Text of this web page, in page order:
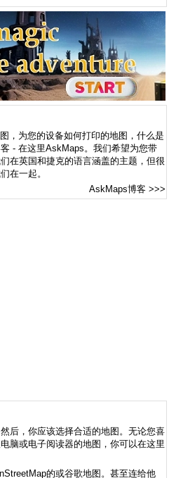
，为您的设备如何打印的地图，什么是
- 在这里AskMaps。我们希望为您带
在英国和捷克的语言涵盖的主题，但很
在一起。
AskMaps博客 >>>
后，你应该选择合适的地图。无论您喜
脑或电子阅读器的地图，你可以在这里
的或​​谷歌地图。甚至连给他